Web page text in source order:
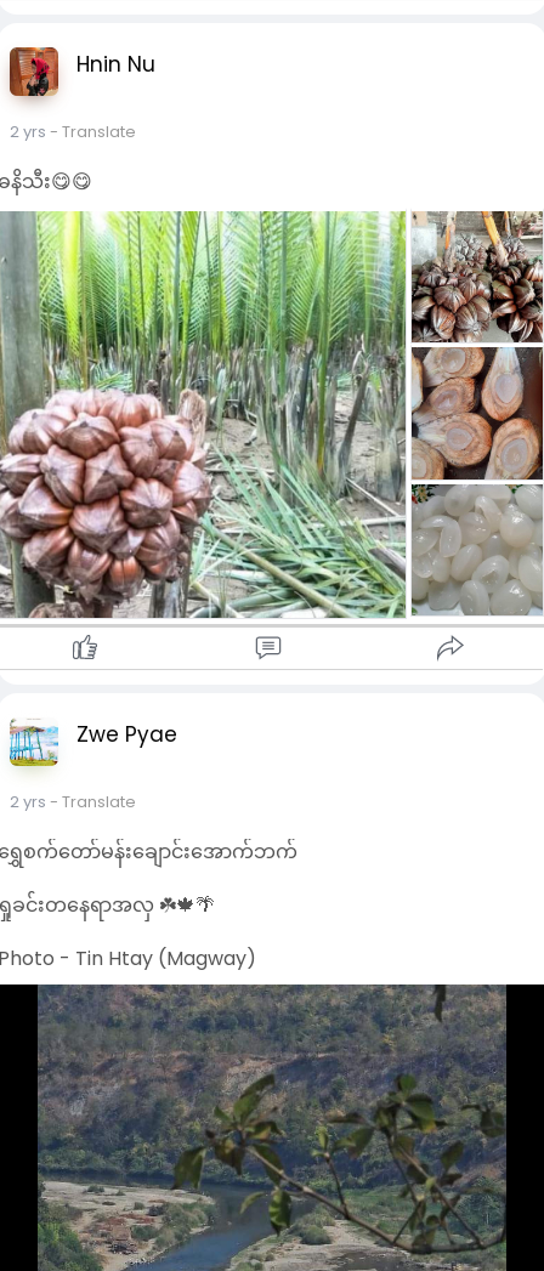
Hnin Nu
2 yrs - Translate
နိသီး😋😋
Zwe Pyae
2 yrs - Translate
ေစက်တော်မန်းချောင်းအောက်ဘက်
ခင်းတနေရာအလှ ☘️🍁🌴
- Tin Htay (Magway)